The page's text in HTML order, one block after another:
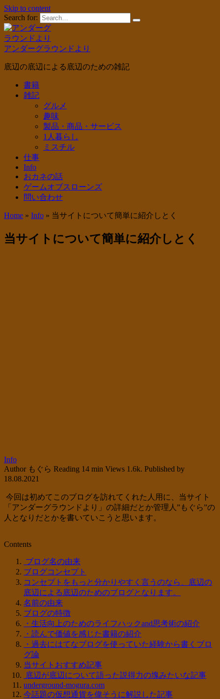
Skip to content
Search for:
アンダーグラウンドより
底辺の底辺による底辺のための雑記
書籍
雑記
グルメ
趣味
製品・商品・サービス
1人暮らし
ミスチル
仕事
Info
おカネの話
ゲームオブスローンズ
問い合わせ
Home » Info » 当サイトについて簡単に紹介しとく
当サイトについて簡単に紹介しとく
Info
Authorもぐら Reading 14 min Views 1.6k. Published by
18.08.2021
今回は初めてこのブログを訪れてくれた人用に、当サイト
「アンダーグラウンドより」の詳細だとか管理人”もぐら”の
人となりだとかを書いていこうと思います。
Contents
ブログ名の由来
ブログコンセプト
コンセプトをもっと分かりやすく言うのなら、底辺の
底辺による底辺のためのブログとなります。
名前の由来
ブログの特徴
・生活向上のためのライフハックand思考術の紹介
・読んで価値を感じた書籍の紹介
・過去にはてなブログを使っていた経験から書くブロ
グ論
当サイトおすすめ記事
底辺が底辺について語った説得力の塊みたいな記事
underground-mogura.com
今話題の仮想通貨を偉そうに解説した記事